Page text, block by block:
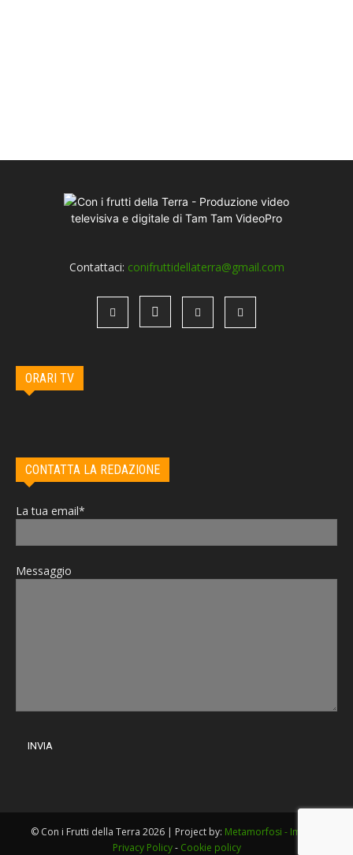
Contattaci: conifruttidellaterra@gmail.com
ORARI TV
CONTATTA LA REDAZIONE
La tua email*
Messaggio
© Con i Frutti della Terra 2026 | Project by: Metamorfosi - Imola
Privacy Policy- Cookie policy